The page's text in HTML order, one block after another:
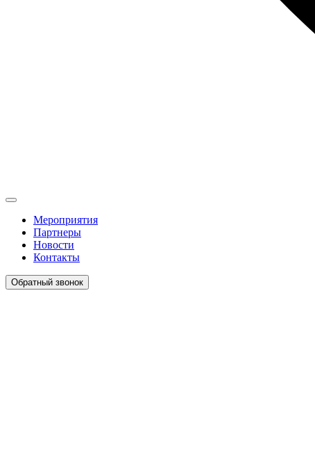
Мероприятия
Партнеры
Новости
Контакты
Обратный звонок